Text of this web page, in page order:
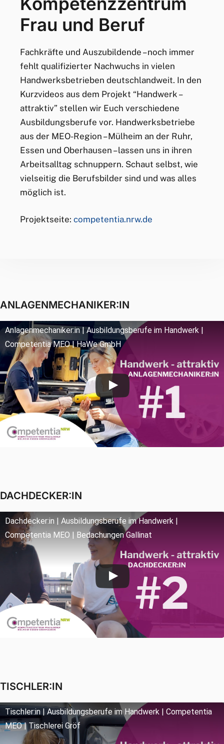
Frau und Beruf
Fachkräfte und Auszubildende – noch immer
fehlt qualifizierter Nachwuchs in vielen
Handwerksbetrieben deutschlandweit. In den
Kurzvideos aus dem Projekt “Handwerk –
attraktiv” stellen wir Euch verschiedene
Ausbildungsberufe vor. Handwerksbetriebe
aus der MEO-Region – Mülheim an der Ruhr,
Essen und Oberhausen – lassen uns in ihren
Arbeitsalltag schnuppern. Schaut selbst, wie
vielseitig die Berufsbilder sind und was alles
möglich ist.
Projektseite: competentia.nrw.de
ANLAGENMECHANIKER:IN
Anlagenmechaniker:in | Ausbildungsberufe im Handwerk |
Competentia MEO | HaWe GmbH
DACHDECKER:IN
Dachdecker:in | Ausbildungsberufe im Handwerk |
Competentia MEO | Bedachungen Gallinat
TISCHLER:IN
Tischler:in | Ausbildungsberufe im Handwerk | Competentia
MEO | Tischlerei Gröf